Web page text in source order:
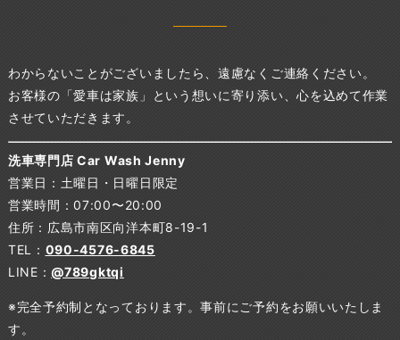
わからないことがございましたら、遠慮なくご連絡ください。
お客様の「愛車は家族」という想いに寄り添い、心を込めて作業
させていただきます。
洗車専門店 Car Wash Jenny
営業日：土曜日・日曜日限定
営業時間：07:00〜20:00
住所：広島市南区向洋本町8-19-1
TEL： 090-4576-6845
LINE：@789gktqi
※完全予約制となっております。事前にご予約をお願いいたしま
す。